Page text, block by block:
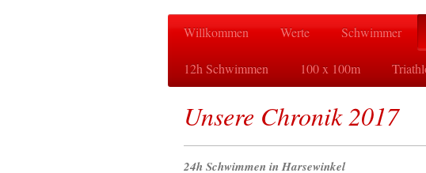
Willkommen Werte Schwimmer
12h Schwimmen 100 x 100m
Unsere Chronik 2017
24h Schwimmen in Harsewinkel